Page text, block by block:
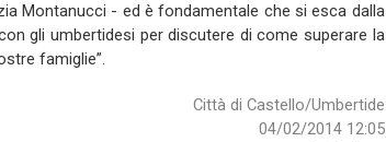
Montanucci - ed è fondamentale che si esca dalla
gli umbertidesi per discutere di come superare la
famiglie”.
Città di Castello/Umbertide
04/02/2014 12:05